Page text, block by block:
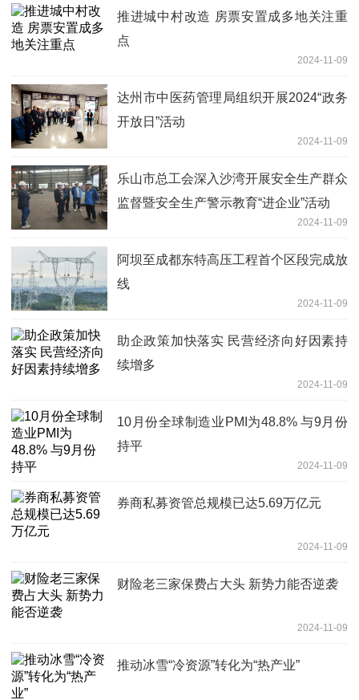
推进城中村改造 房票安置成多地关注重
点
2024-11-09
达州市中医药管理局组织开展2024“政务
开放日”活动
2024-11-09
乐山市总工会深入沙湾开展安全生产群众
监督暨安全生产警示教育“进企业”活动
2024-11-09
阿坝至成都东特高压工程首个区段完成放
线
2024-11-09
助企政策加快落实 民营经济向好因素持
续增多
2024-11-09
10月份全球制造业PMI为48.8% 与9月份
持平
2024-11-09
券商私募资管总规模已达5.69万亿元
2024-11-09
财险老三家保费占大头 新势力能否逆袭
2024-11-09
推动冰雪“冷资源”转化为“热产业”